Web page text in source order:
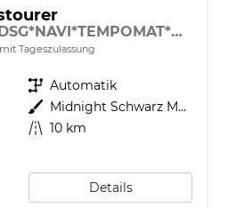
FR 2.0 TDI Kombi DSG*NAVI*TEMPOMAT*KAMERA*KEYLESS-GO*VIRTUAL COCKPIT*
Tageszulassung
Getriebe Automatik
Außenfarbe
Midnight Schwarz Metallic
Kilometerstand 10 km
Details